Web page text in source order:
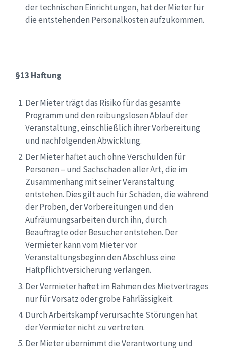
der technischen Einrichtungen, hat der Mieter für
die entstehenden Personalkosten aufzukommen.
§13 Haftung
Der Mieter trägt das Risiko für das gesamte
Programm und den reibungslosen Ablauf der
Veranstaltung, einschließlich ihrer Vorbereitung
und nachfolgenden Abwicklung.
Der Mieter haftet auch ohne Verschulden für
Personen – und Sachschäden aller Art, die im
Zusammenhang mit seiner Veranstaltung
entstehen. Dies gilt auch für Schäden, die während
der Proben, der Vorbereitungen und den
Aufräumungsarbeiten durch ihn, durch
Beauftragte oder Besucher entstehen. Der
Vermieter kann vom Mieter vor
Veranstaltungsbeginn den Abschluss eine
Haftpflichtversicherung verlangen.
Der Vermieter haftet im Rahmen des Mietvertrages
nur für Vorsatz oder grobe Fahrlässigkeit.
Durch Arbeitskampf verursachte Störungen hat
der Vermieter nicht zu vertreten.
Der Mieter übernimmt die Verantwortung und